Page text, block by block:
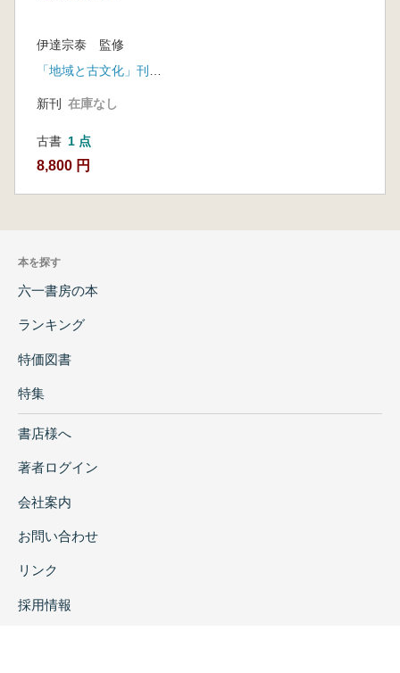
伊達宗泰 監修
新刊 在庫なし
古書 1 点
8,800 円
本を探す
六一書房の本
ランキング
特価図書
特集
書店様へ
著者ログイン
会社案内
お問い合わせ
リンク
採用情報